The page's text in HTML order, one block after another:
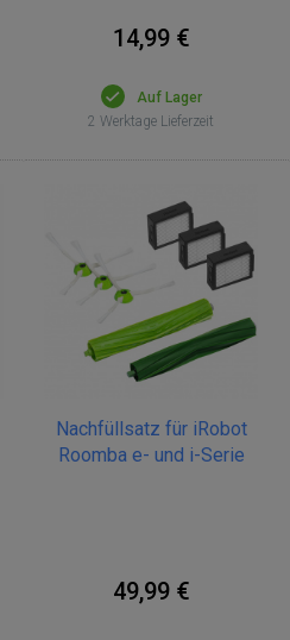
14,99 €
Auf Lager
2 Werktage Lieferzeit
Nachfüllsatz für iRobot
Roomba e- und i-Serie
49,99 €